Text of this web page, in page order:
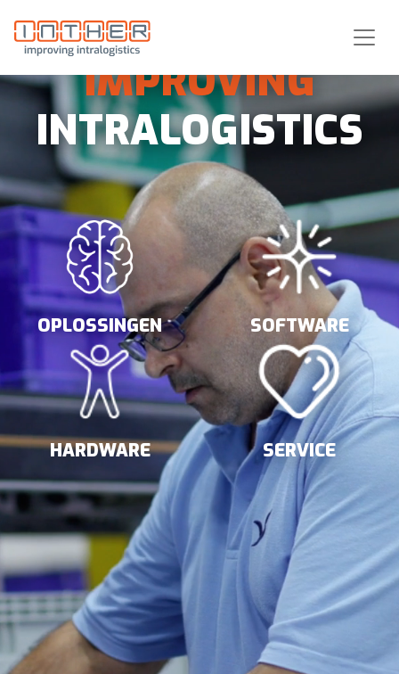
IMPROVING
INTRALOGISTICS
OPLOSSINGEN SOFTWARE
HARDWARE SERVICE